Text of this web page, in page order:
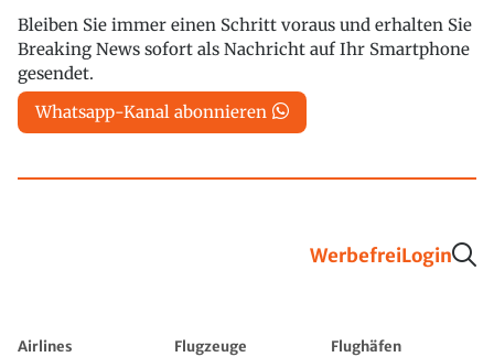
Bleiben Sie immer einen Schritt voraus und erhalten Sie
Breaking News sofort als Nachricht auf Ihr Smartphone
gesendet.
Whatsapp-Kanal abonnieren
WerbefreiLogin
Airlines Flugzeuge
Flughäfen